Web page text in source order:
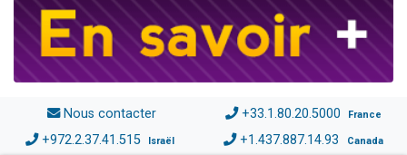
Nous contacter +33.1.80.20.5000 France
+972.2.37.41.515 Israël +1.437.887.14.93 Canada